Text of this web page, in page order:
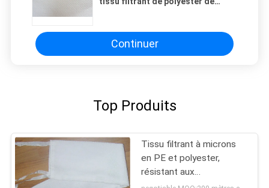
Continuer
Top Produits
Tissu filtrant à microns
en PE et polyester,
résistant aux
températures élevées et